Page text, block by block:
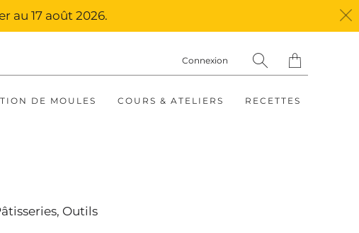
au 17 août 2026.
Connexion
Translation
missing:
DE MOULES COURS & ATELIERS RECETTES
Outils